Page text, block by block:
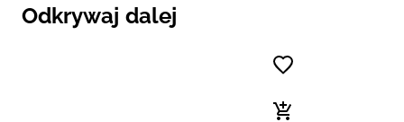
Odkrywaj dalej